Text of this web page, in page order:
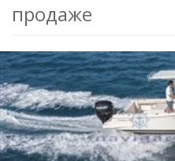
продаже